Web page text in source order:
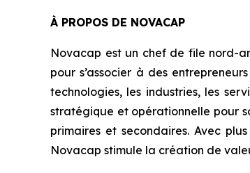
À PROPOS DE NOVACAP
Novacap est un chef de file nord-
pour s’associer à des
technologies, les industries, les
stratégique et opérationnelle pour
primaires et secondaires. Avec
Novacap stimule la création de